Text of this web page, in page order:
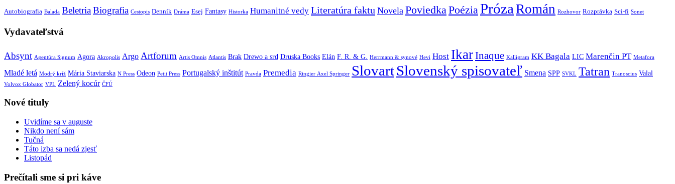
Autobiografia Balada BeletriaBiografia Cestopis Denník Dráma Esej Fantasy Historka Humanitné vedy Literatúra faktu Novela PoviedkaPoéziaPróza Román Rozhovor Rozprávka Sci-fi Sonet
Vydavateľstvá
Absynt Agentúra Signum Agora Akropolis Argo Artforum Artis Omnis Atlantis Brak Drewo a srd Druska Books Elán F. R. & G. Herrmann & synové Hevi Host IkarInaque Kalligram KK Bagala LIC Marenčin PT Metafora
Mladé letá Modrý kríž Mária Staviarska N Press Odeon Petit Press Portugalský inštitút Pravda Premedia Ringier Axel Springer SlovartSlovenský spisovateľ Smena SPP SVKL Tatran Tranoscius Valal
Volvox Globator VPL Zelený kocúr ČFÚ
Nové tituly
Uvidíme sa v auguste
Nikdo není sám
Tučná
Táto izba sa nedá zjesť
Listopád
Prečítali sme si pri káve